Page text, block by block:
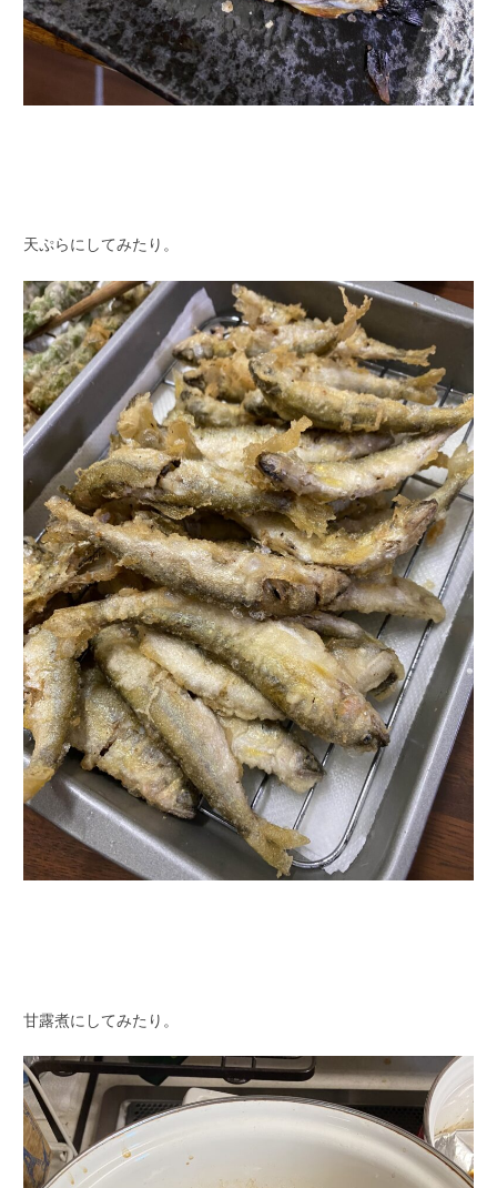
天ぷらにしてみたり。
甘露煮にしてみたり。